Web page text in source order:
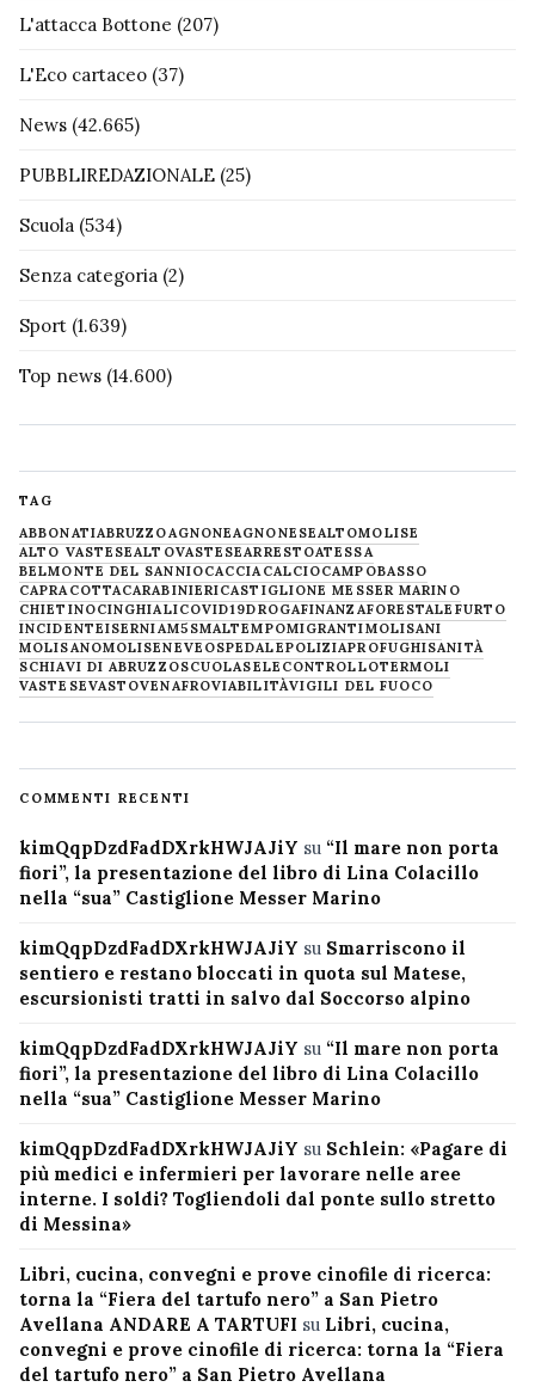
L'attacca Bottone (207)
L'Eco cartaceo (37)
News (42.665)
PUBBLIREDAZIONALE (25)
Scuola (534)
Senza categoria (2)
Sport (1.639)
Top news (14.600)
TAG
ABBONATIABRUZZOAGNONEAGNONESEALTOMOLISE
ALTO VASTESEALTOVASTESEARRESTOATESSA
BELMONTE DEL SANNIOCACCIACALCIOCAMPOBASSO
CAPRACOTTACARABINIERICASTIGLIONE MESSER MARINO
CHIETINOCINGHIALICOVID19DROGAFINANZAFORESTALE FURTO
INCIDENTEISERNIAM5SMALTEMPOMIGRANTIMOLISANI
MOLISANOMOLISENEVE OSPEDALEPOLIZIAPROFUGHISANITÀ
SCHIAVI DI ABRUZZOSCUOLASELECONTROLLOTERMOLI
VASTESEVASTOVENAFROVIABILITÀVIGILI DEL FUOCO
COMMENTI RECENTI
kimQqpDzdFadDXrkHWJAJiY su “Il mare non porta
fiori”, la presentazione del libro di Lina Colacillo
nella “sua” Castiglione Messer Marino
kimQqpDzdFadDXrkHWJAJiY su Smarriscono il
sentiero e restano bloccati in quota sul Matese,
escursionisti tratti in salvo dal Soccorso alpino
kimQqpDzdFadDXrkHWJAJiY su “Il mare non porta
fiori”, la presentazione del libro di Lina Colacillo
nella “sua” Castiglione Messer Marino
kimQqpDzdFadDXrkHWJAJiY su Schlein: «Pagare di
più medici e infermieri per lavorare nelle aree
interne. I soldi? Togliendoli dal ponte sullo stretto
di Messina»
Libri, cucina, convegni e prove cinofile di ricerca:
torna la “Fiera del tartufo nero” a San Pietro
Avellana ANDARE A TARTUFI su Libri, cucina,
convegni e prove cinofile di ricerca: torna la “Fiera
del tartufo nero” a San Pietro Avellana